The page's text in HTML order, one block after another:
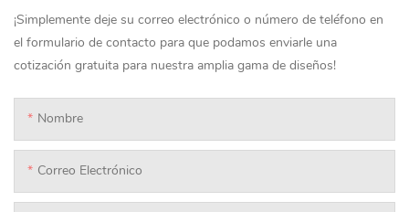
¡Simplemente deje su correo electrónico o número de teléfono en
el formulario de contacto para que podamos enviarle una
cotización gratuita para nuestra amplia gama de diseños!
Nombre
Correo Electrónico